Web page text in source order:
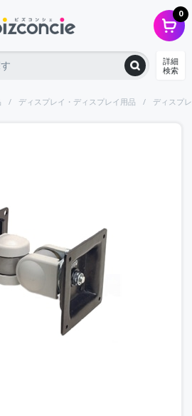
0
詳細
検索
ディスプレイ・ディスプレイ用品 ディスプ